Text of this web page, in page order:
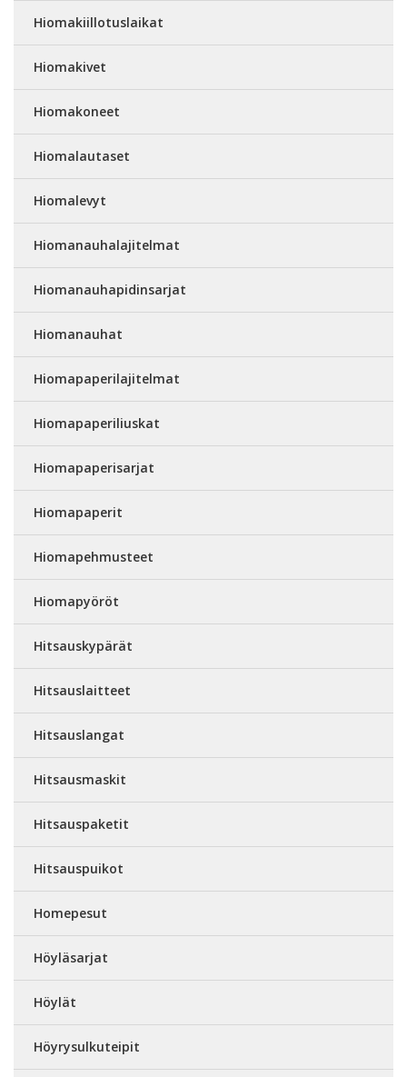
Hiomakiillotuslaikat
Hiomakivet
Hiomakoneet
Hiomalautaset
Hiomalevyt
Hiomanauhalajitelmat
Hiomanauhapidinsarjat
Hiomanauhat
Hiomapaperilajitelmat
Hiomapaperiliuskat
Hiomapaperisarjat
Hiomapaperit
Hiomapehmusteet
Hiomapyöröt
Hitsauskypärät
Hitsauslaitteet
Hitsauslangat
Hitsausmaskit
Hitsauspaketit
Hitsauspuikot
Homepesut
Höyläsarjat
Höylät
Höyrysulkuteipit